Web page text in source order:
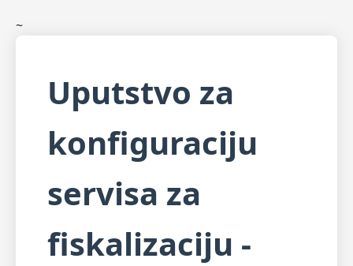
~
Uputstvo za
konfiguraciju
servisa za
fiskalizaciju -